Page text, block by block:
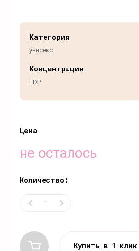
Цена
не осталось
Количество:
Купить в 1 клик
Категория
унисекс
Концентрация
EDP